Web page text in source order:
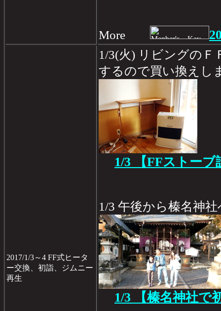
More
2017/1/3～4 FF式ヒータ
ー交換、初詣、ジムニー
再生
1/3(火) リビングのＦ
するので買い換えし
1/3 【FFストーブ
1/3 午後から榛名神
1/3 【榛名神社で